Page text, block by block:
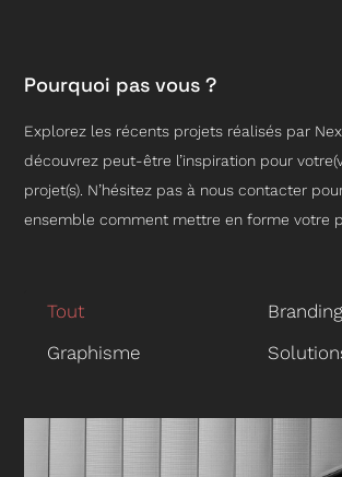
Pourquoi pas vous ?
Explorez les récents projets réalisés par
découvrez peut-être l’inspiration pour
projet(s). N’hésitez pas à nous contacter
ensemble comment mettre en forme votre
Tout
Branding
Graphisme